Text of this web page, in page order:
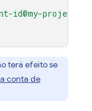
id@my-project-
terá efeito se
conta de